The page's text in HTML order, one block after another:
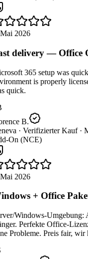
2026
delivery — Office
365 setup was
is properly
quick.
B.
· Verifizierter Kauf ·
On (NCE)
2026
+ Office
Windows-Umgebung:
Perfekte Office-
Probleme. Preis fair, wir